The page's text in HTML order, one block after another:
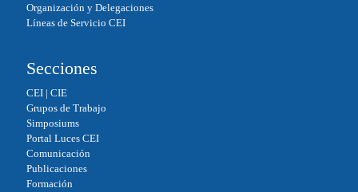
Organización y Delegaciones
Líneas de Servicio CEI
Secciones
CEI| CIE
Grupos de Trabajo
Simposiums
Portal Luces CEI
Comunicación
Publicaciones
Formación